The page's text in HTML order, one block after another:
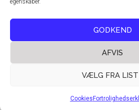
egenskaber.
GODKEND
AFVIS
VÆLG FRA
Cookies